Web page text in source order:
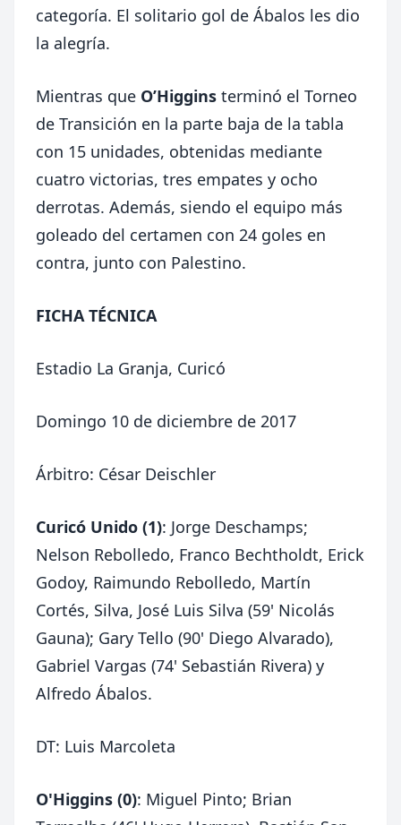
categoría. El solitario gol de Ábalos les dio
la alegría.
Mientras que O’Higgins terminó el Torneo
de Transición en la parte baja de la tabla
con 15 unidades, obtenidas mediante
cuatro victorias, tres empates y ocho
derrotas. Además, siendo el equipo más
goleado del certamen con 24 goles en
contra, junto con Palestino.
FICHA TÉCNICA
Estadio La Granja, Curicó
Domingo 10 de diciembre de 2017
Árbitro: César Deischler
Curicó Unido (1): Jorge Deschamps;
Nelson Rebolledo, Franco Bechtholdt, Erick
Godoy, Raimundo Rebolledo, Martín
Cortés, Silva, José Luis Silva (59' Nicolás
Gauna); Gary Tello (90' Diego Alvarado),
Gabriel Vargas (74' Sebastián Rivera) y
Alfredo Ábalos.
DT: Luis Marcoleta
O'Higgins (0): Miguel Pinto; Brian